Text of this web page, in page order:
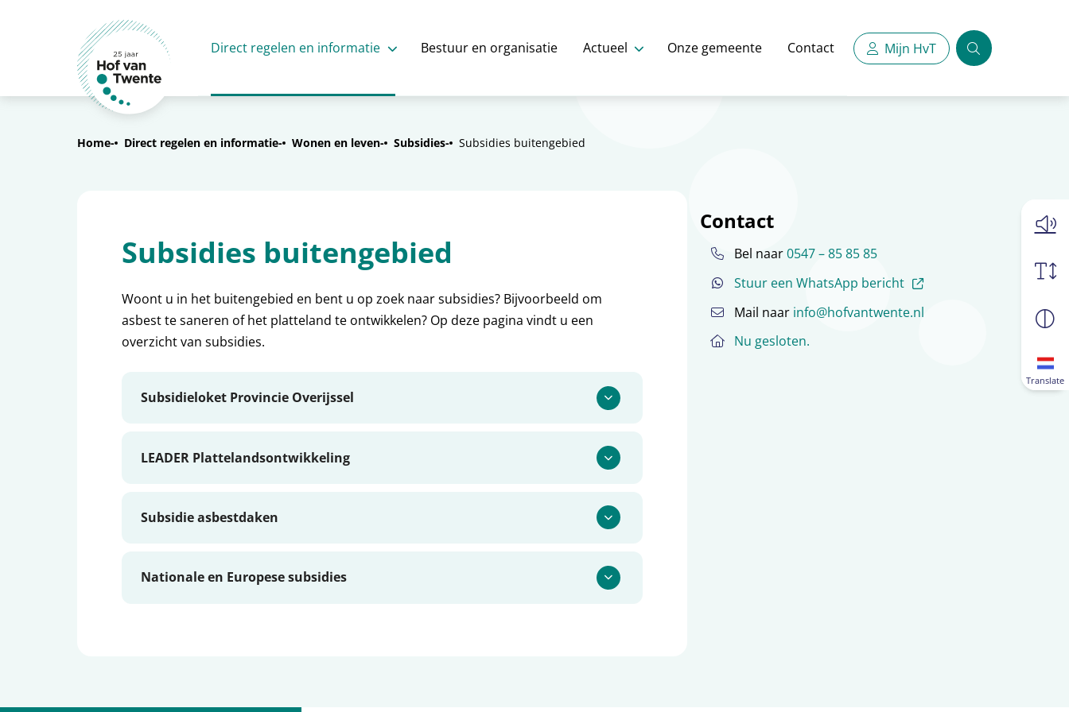
Direct regelen en informatie Bestuur en organisatie Actueel Onze gemeente Contact Mijn HvT
Zoeken
Translate
Home Direct regelen en informatie Wonen en leven Subsidies Subsidies buitengebied
Subsidies buitengebied
Woont u in het buitengebied en bent u op zoek naar subsidies? Bijvoorbeeld om
asbest te saneren of het platteland te ontwikkelen? Op deze pagina vindt u een
overzicht van subsidies.
Subsidieloket Provincie Overijssel
LEADER Plattelandsontwikkeling
Subsidie asbestdaken
Nationale en Europese subsidies
Contact
Bel naar0547 – 85 85 85
Stuur een WhatsApp bericht
Mail naar info@hofvantwente.nl
Nu gesloten.